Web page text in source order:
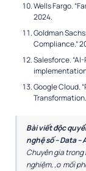
Wells Fargo.
2024.
Goldman
Compliance.”
Salesforce.
Google Cloud.
Bài viết độc
nghệ số – Data
Chuyên gia trong
nghiệm, ,o mối